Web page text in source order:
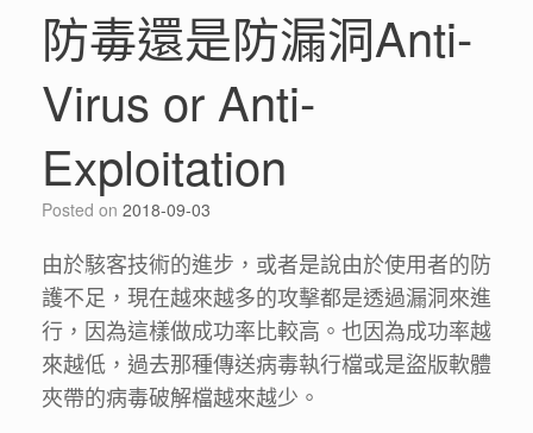
防毒還是防漏洞Anti-
Virus or Anti-
Exploitation
Posted on 2018-09-03
由於駭客技術的進步，或者是說由於使用者的防
護不足，現在越來越多的攻擊都是透過漏洞來進
行，因為這樣做成功率比較高。也因為成功率越
來越低，過去那種傳送病毒執行檔或是盜版軟體
夾帶的病毒破解檔越來越少。